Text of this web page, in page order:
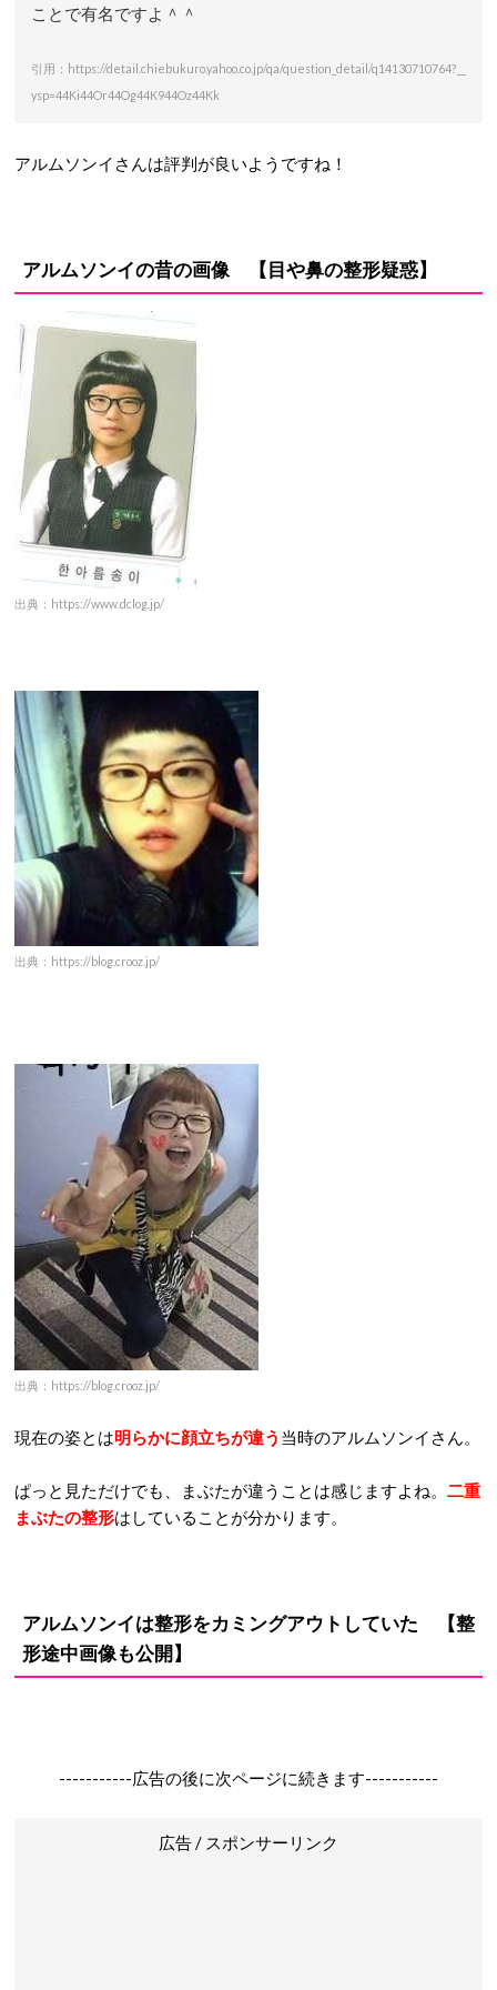
ことで有名ですよ＾＾
引用：https://detail.chiebukuro.yahoo.co.jp/qa/question_detail/q14130710764?__
ysp=44Ki44Or44Og44K944Oz44Kk
アルムソンイさんは評判が良いようですね！
アルムソンイの昔の画像 【目や鼻の整形疑惑】
出典：https://www.dclog.jp/
出典：https://blog.crooz.jp/
出典：https://blog.crooz.jp/
現在の姿とは明らかに顔立ちが違う 当時のアルムソンイさん。
ぱっと見ただけでも、まぶたが違うことは感じますよね。 二重
まぶたの整形はしていることが分かります。
アルムソンイは整形をカミングアウトしていた 【整
形途中画像も公開】
-----------広告の後に次ページに続きます-----------
広告 / スポンサーリンク